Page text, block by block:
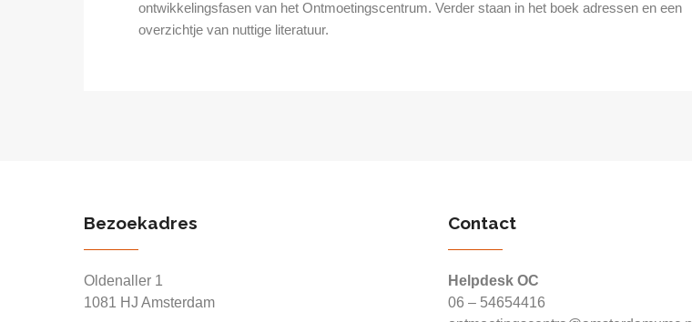
ontwikkelingsfasen van het Ontmoetingscentrum. Verder staan in het boek adressen en een
overzichtje van nuttige literatuur.
Bezoekadres
Oldenaller 1
1081 HJ Amsterdam
Contact
Helpdesk OC
06 – 54654416